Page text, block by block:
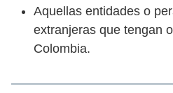
Aquellas entidades o
extranjeras que tengan
Colombia.